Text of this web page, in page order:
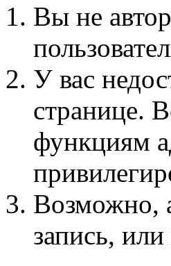
Вы не
У вас
странице.
функциям
Возможно,
запись,